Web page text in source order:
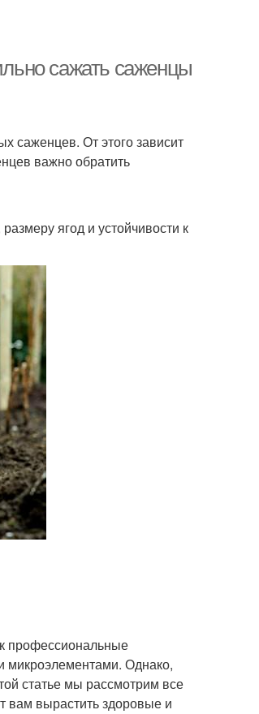
сажать саженцы
саженцев. От этого зависит
важно обратить
ягод и устойчивости к
профессиональные
микроэлементами. Однако,
статье мы рассмотрим все
вам вырастить здоровые и